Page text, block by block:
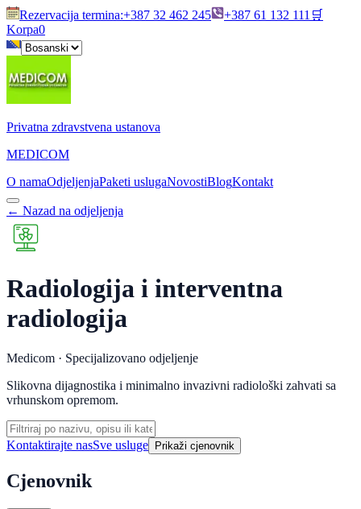
Rezervacija termina:+387 32 462 245 +387 61 132 111 🛒
Korpa0
Privatna zdravstvena ustanova
MEDICOM
O namaOdjeljenjaPaketi uslugaNovostiBlogKontakt
← Nazad na odjeljenja
Radiologija i interventna
radiologija
Medicom · Specijalizovano odjeljenje
Slikovna dijagnostika i minimalno invazivni radiološki zahvati sa
vrhunskom opremom.
Kontaktirajte nasSve usluge Prikaži cjenovnik
Cjenovnik